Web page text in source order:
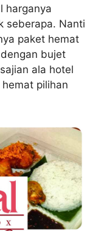
harganya
seberapa. Nanti
paket hemat
bujet
ala hotel
pilihan